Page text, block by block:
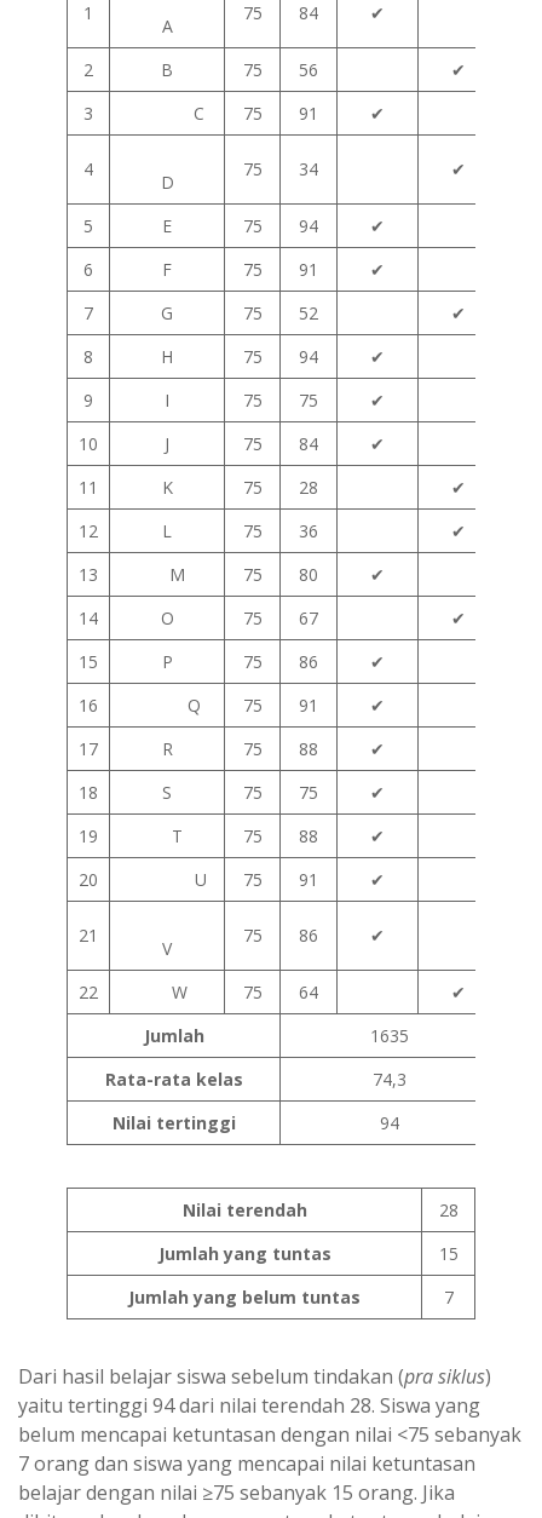
1
A
75 84 ✔
2 B 75 56
✔
3
C 75 91 ✔
4
D
75 34 ✔
5 E 75 94
✔
6
F 75 91
✔
7
G 75 52
✔
8
H 75 94
✔
9
I 75 75
✔
10
J 75 84
✔
11
K 75 28
✔
12
L 75 36
✔
13
M 75 80
✔
14
O 75 67
✔
15
P 75 86
✔
16
Q 75 91
✔
17
R 75 88
✔
18
S 75 75
✔
19
T 75 88
✔
20
U 75 91 ✔
21
V
75 86 ✔
22 W 75 64
✔
Jumlah
1635
Rata-rata kelas
74,3
Nilai tertinggi
94
Nilai terendah
28
Jumlah yang tuntas
15
Jumlah yang belum tuntas
7
Dari hasil belajar siswa sebelum tindakan (pra siklus)
yaitu tertinggi 94 dari nilai terendah 28. Siswa yang
belum mencapai ketuntasan dengan nilai <75 sebanyak
7 orang dan siswa yang mencapai nilai ketuntasan
belajar dengan nilai ≥75 sebanyak 15 orang. Jika